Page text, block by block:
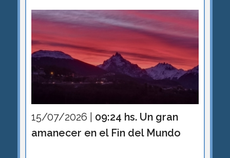
15/07/2026 | 09:24 hs. Un gran
amanecer en el Fin del Mundo